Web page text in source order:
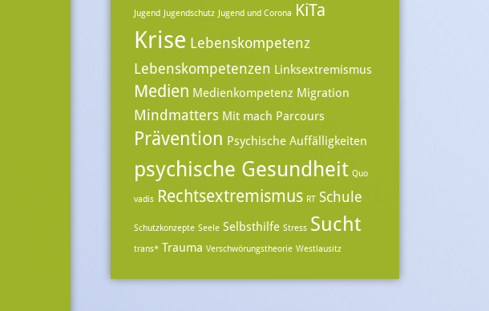
Jugend Jugendschutz Jugend und Corona KiTa
Krise Lebenskompetenz
Lebenskompetenzen Linksextremismus
Medien Medienkompetenz Migration
Mindmatters Mit mach Parcours
Prävention Psychische Auffälligkeiten
psychische Gesundheit Quo
vadis Rechtsextremismus RT Schule
Schutzkonzepte Seele Selbsthilfe Stress Sucht
trans* Trauma Verschwörungstheorie Westlausitz